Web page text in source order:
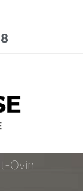
Ovin